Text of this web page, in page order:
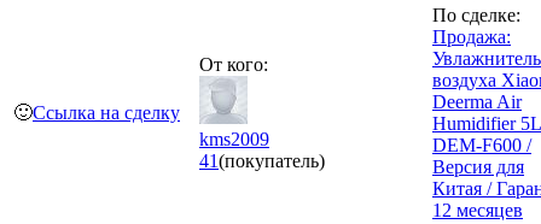
🙂Ссылка на сделку
От кого:
kms2009
41(покупатель)
По сделке:
Продажа:
Увлажнитель
воздуха
Deerma Air
Humidifier
DEM-F600 /
Версия для
Китая /
12 месяцев